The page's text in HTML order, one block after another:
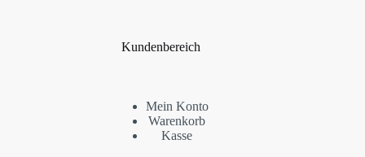
Kundenbereich
Mein Konto
Warenkorb
Kasse